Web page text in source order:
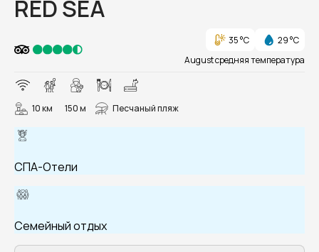
RED SEA
35 °C
29 °C
August средняя температура
10 км 150 м Песчаный пляж
СПА-Отели
Семейный отдых